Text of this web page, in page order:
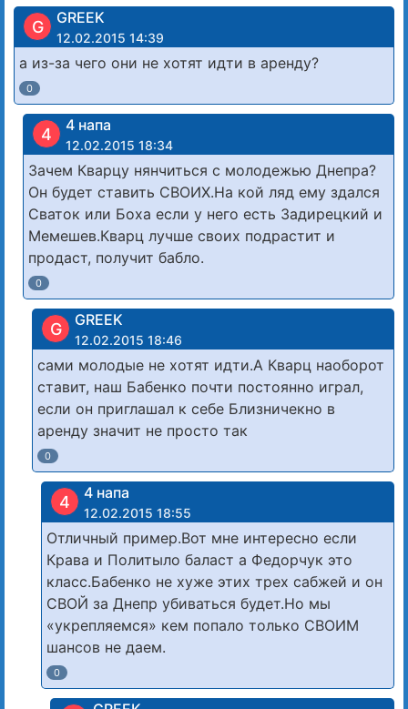
G GREEK
12.02.2015 14:39
а из-за чего они не хотят идти в аренду?
0
4 4 напа
12.02.2015 18:34
Зачем Кварцу нянчиться с молодежью Днепра?
Он будет ставить СВОИХ.На кой ляд ему здался
Сваток или Боха если у него есть Задирецкий и
Мемешев.Кварц лучше своих подрастит и
продаст, получит бабло.
0
G GREEK
12.02.2015 18:46
сами молодые не хотят идти.А Кварц наоборот
ставит, наш Бабенко почти постоянно играл,
если он приглашал к себе Близничекно в
аренду значит не просто так
0
4 4 напа
12.02.2015 18:55
Отличный пример.Вот мне интересно если
Крава и Политыло баласт а Федорчук это
класс.Бабенко не хуже этих трех сабжей и он
СВОЙ за Днепр убиваться будет.Но мы
«укрепляемся» кем попало только СВОИМ
шансов не даем.
0